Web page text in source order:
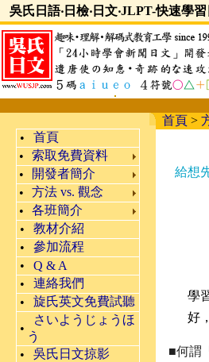
吳氏日語‧日檢‧日文‧JLPT-快速學
•
首頁
•
索取免費資料
•
開發者簡介
•
方法 vs. 觀念
•
各班簡介
•
教材介紹
•
參加流程
•
Q & A
•
連絡我們
•
旋氏英文免費試聽
•
さいようじょうほ
う
•
吳氏日文掠影
首頁 >
給想
學
好
■何謂